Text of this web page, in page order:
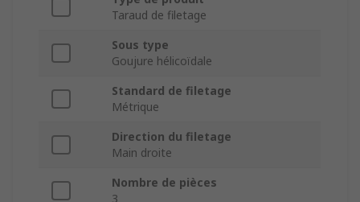
Taraud de filetage
Sous type
Goujure hélicoïdale
Standard de filetage
Métrique
Direction du filetage
Main droite
Nombre de pièces
3